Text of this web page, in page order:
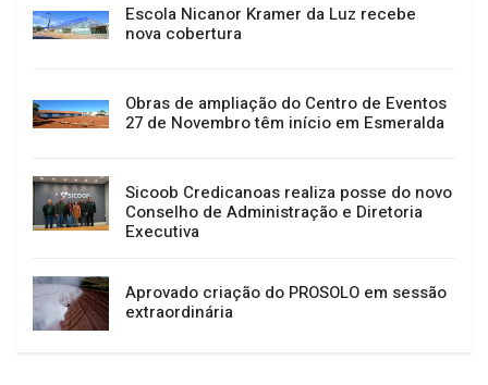
Escola Nicanor Kramer da Luz recebe
nova cobertura
Obras de ampliação do Centro de Eventos
27 de Novembro têm início em Esmeralda
Sicoob Credicanoas realiza posse do novo
Conselho de Administração e Diretoria
Executiva
Aprovado criação do PROSOLO em sessão
extraordinária